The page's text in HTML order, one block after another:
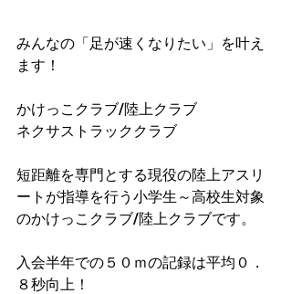
みんなの「足が速くなりたい」を叶え
ます！
かけっこクラブ/陸上クラブ
ネクサストラッククラブ
短距離を専門とする現役の陸上アスリ
ートが指導を行う小学生～高校生対象
のかけっこクラブ/陸上クラブです。
入会半年での５０ｍの記録は平均０．
８秒向上！​